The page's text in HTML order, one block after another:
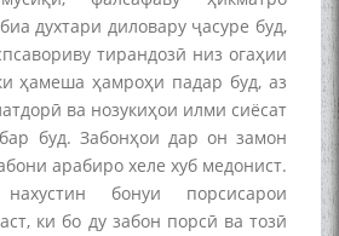
духтари диловару ҷасуре буд,
тирандозӣ низ огаҳии
ҳамеша ҳамроҳи падар буд, аз
ва нозукиҳои илми сиёсат
буд. Забонҳои дар он замон
арабиро хеле хуб медонист.
бонуи порсисарои
ки бо ду забон порсӣ ва тозӣ